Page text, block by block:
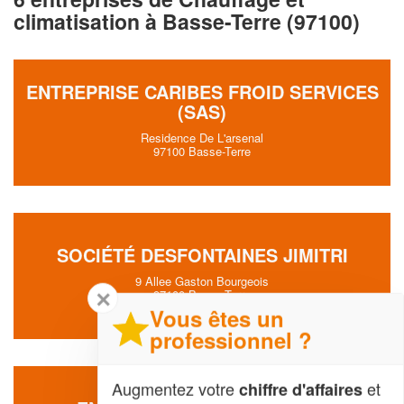
climatisation à Basse-Terre (97100)
ENTREPRISE CARIBES FROID SERVICES
(SAS)
Residence De L'arsenal
97100 Basse-Terre
SOCIÉTÉ DESFONTAINES JIMITRI
9 Allee Gaston Bourgeois
97100 Basse-Terre
✕
Vous êtes un
professionnel ?
Augmentez votrechiffre d'affaireset